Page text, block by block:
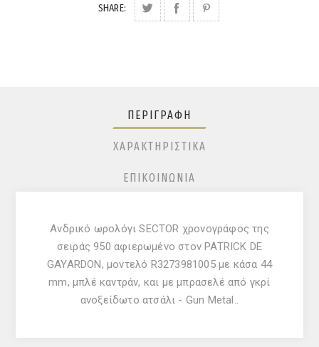
SHARE:
ΠΕΡΙΓΡΑΦΉ
ΧΑΡΑΚΤΗΡΙΣΤΙΚΆ
ΕΠΙΚΟΙΝΩΝΊΑ
Ανδρικό ωρολόγι SECTOR χρονογράφος της
σειράς 950 αφιερωμένο στον PATRICK DE
GAYARDON, μοντελό R3273981005 με κάσα 44
mm, μπλέ καντράν, και με μπρασελέ από γκρί
ανοξείδωτο ατσάλι - Gun Metal..